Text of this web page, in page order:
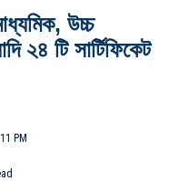
উচ্চ
২৪ টি সার্টিফিকেট
PM